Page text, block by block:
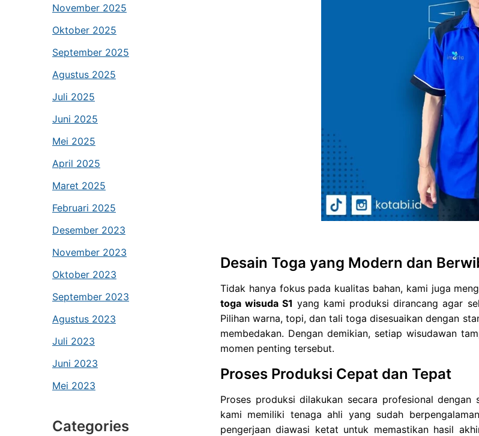
November 2025
Oktober 2025
September 2025
Agustus 2025
Juli 2025
Juni 2025
Mei 2025
April 2025
Maret 2025
Februari 2025
Desember 2023
November 2023
Oktober 2023
September 2023
Agustus 2023
Juli 2023
Juni 2023
Mei 2023
Categories
Desain Toga yang Modern dan
Tidak hanya fokus pada kualitas bahan, kami juga
toga wisuda S1 yang kami produksi dirancang agar
Pilihan warna, topi, dan tali toga disesuaikan dengan
membedakan. Dengan demikian, setiap wisudawan
momen penting tersebut.
Proses Produksi Cepat dan Tepat
Proses produksi dilakukan secara profesional dengan
kami memiliki tenaga ahli yang sudah
pengerjaan diawasi ketat untuk memastikan hasil